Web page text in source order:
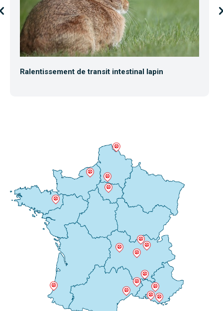
Ralentissement de transit intestinal lapin